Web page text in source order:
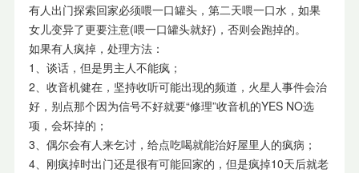
有人出门探索回家必须喂一口罐头，第二天喂一口水，如果
女儿变异了更要注意(喂一口罐头就好)，否则会跑掉的。
如果有人疯掉，处理方法：
1、谈话，但是男主人不能疯；
2、收音机健在，坚持收听可能出现的频道，火星人事件会治
好，别点那个因为信号不好就要“修理”收音机的YES NO选
项，会坏掉的；
3、偶尔会有人来乞讨，给点吃喝就能治好屋里人的疯病；
4、刚疯掉时出门还是很有可能回家的，但是疯掉10天后就老